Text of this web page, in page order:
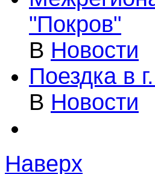
"Покров"
В Новости
Поездка в
В Новости
Наверх